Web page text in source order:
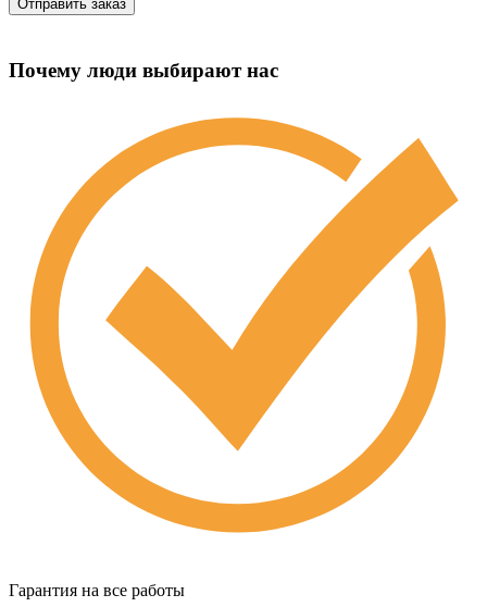
Почему люди выбирают нас
Гарантия на все работы